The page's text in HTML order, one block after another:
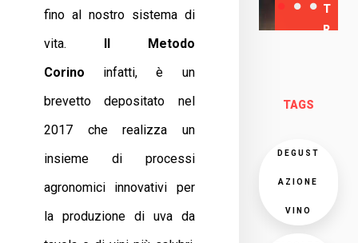
fino al nostro sistema di
vita. Il Metodo
Corino infatti, è un
brevetto depositato nel
2017 che realizza un
insieme di processi
agronomici innovativi per
la produzione di uva da
T
R
TAGS
DEGUST
AZIONE
VINO